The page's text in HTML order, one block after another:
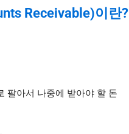
Receivable)이란?
팔아서 나중에 받아야 할 돈